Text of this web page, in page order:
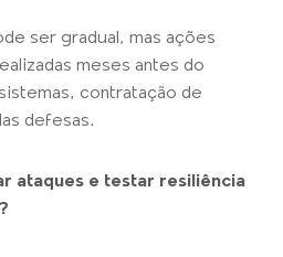
ser gradual, mas ações
meses antes do
contratação de
defesas.
ataques e testar resiliência